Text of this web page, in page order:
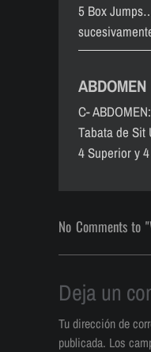
5 Box
ABDOMEN
C- ABDOMEN:
Tabata de Sit
4 Superior y
No Comments to
Deja un
Tu dirección de
publicada. Los